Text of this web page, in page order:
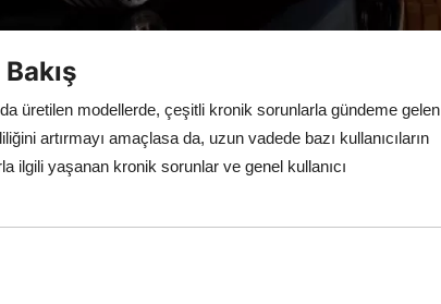
üretilen modellerde, çeşitli kronik sorunlarla gündeme gelen
artırmayı amaçlasa da, uzun vadede bazı kullanıcıların
ilgili yaşanan kronik sorunlar ve genel kullanıcı